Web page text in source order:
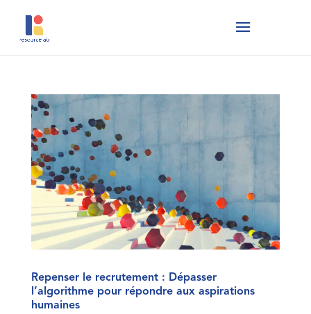
Repenser le recrutement : Dépasser
l’algorithme pour répondre aux aspirations
humaines